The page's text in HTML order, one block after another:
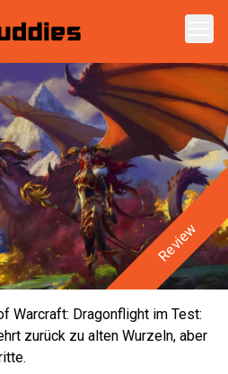
Review
Warcraft: Dragonflight im Test:
zurück zu alten Wurzeln, aber